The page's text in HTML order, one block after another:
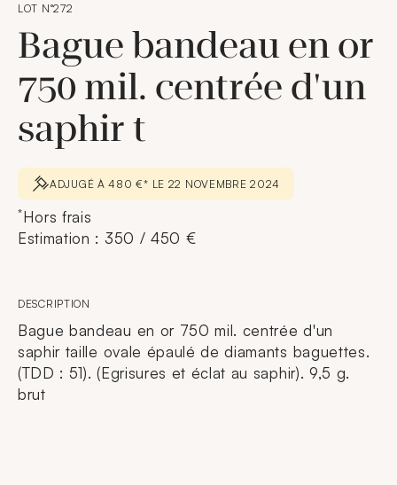
LOT N°272
Bague bandeau en or
750 mil. centrée d'un
saphir t
ADJUGÉ À 480 €* LE 22 NOVEMBRE 2024
*Hors frais
Estimation : 350 / 450 €
DESCRIPTION
Bague bandeau en or 750 mil. centrée d'un
saphir taille ovale épaulé de diamants baguettes.
(TDD : 51). (Egrisures et éclat au saphir). 9,5 g.
brut